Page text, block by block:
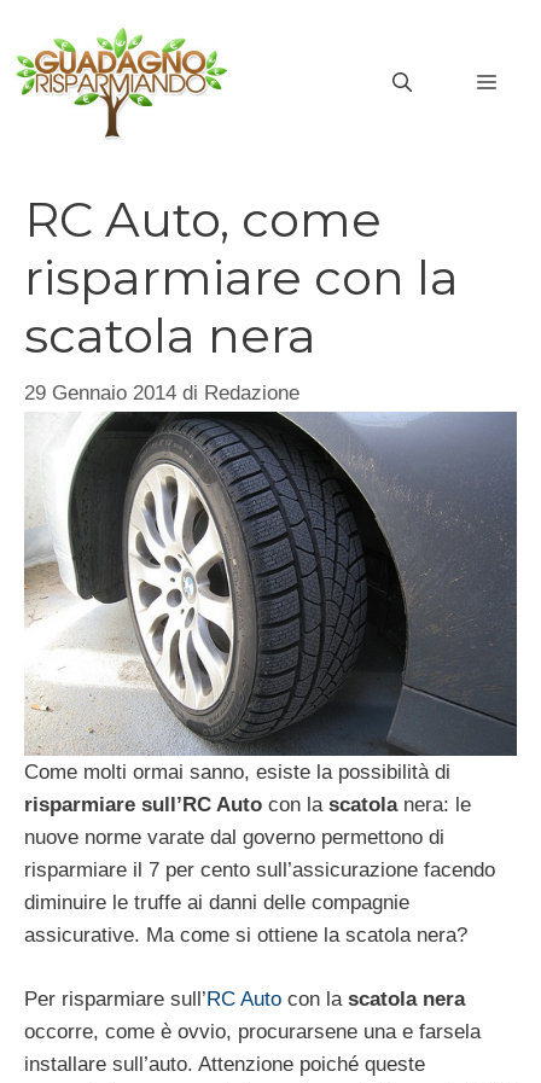
contenuto
RC Auto, come
risparmiare con la
scatola nera
29 Gennaio 2014 di Redazione
Come molti ormai sanno, esiste la possibilità di
risparmiare sull’RC Auto con la scatolanera: le
nuove norme varate dal governo permettono di
risparmiare il 7 per cento sull’assicurazione facendo
diminuire le truffe ai danni delle compagnie
assicurative. Ma come si ottiene la scatola nera?
Per risparmiare sull’RC Auto con la scatola nera
occorre, come è ovvio, procurarsene una e farsela
installare sull’auto. Attenzione poiché queste